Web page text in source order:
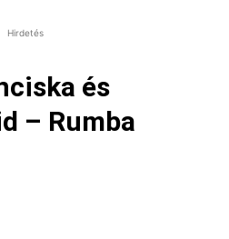
Hirdetés
és
– Rumba